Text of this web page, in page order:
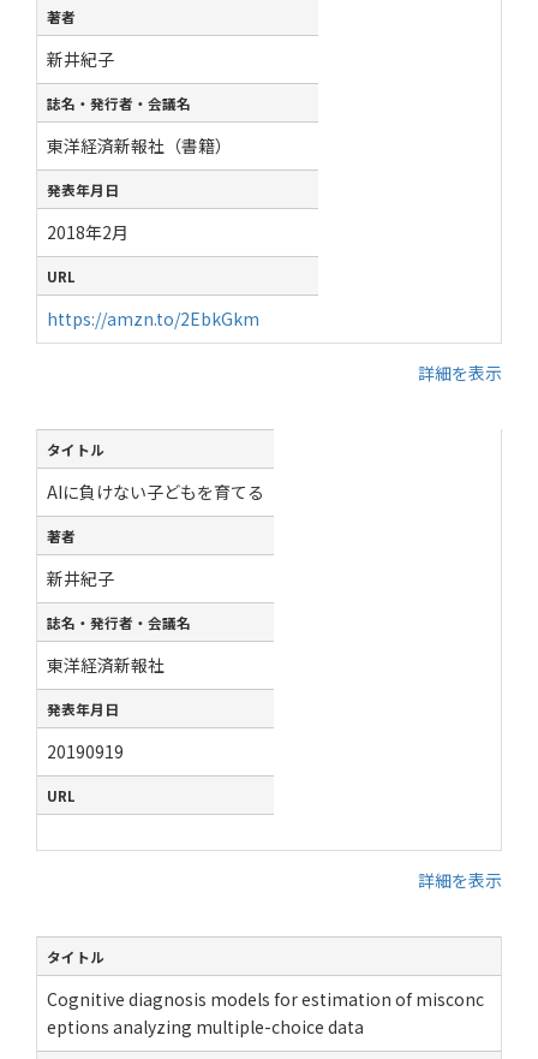
著者
新井紀子
誌名・発行者・会議名
東洋経済新報社（書籍）
発表年月日
2018年2月
URL
https://amzn.to/2EbkGkm
詳細を表示
タイトル
AIに負けない子どもを育てる
著者
新井紀子
誌名・発行者・会議名
東洋経済新報社
発表年月日
20190919
URL
詳細を表示
タイトル
Cognitive diagnosis models for estimation of misconc
eptions analyzing multiple-choice data